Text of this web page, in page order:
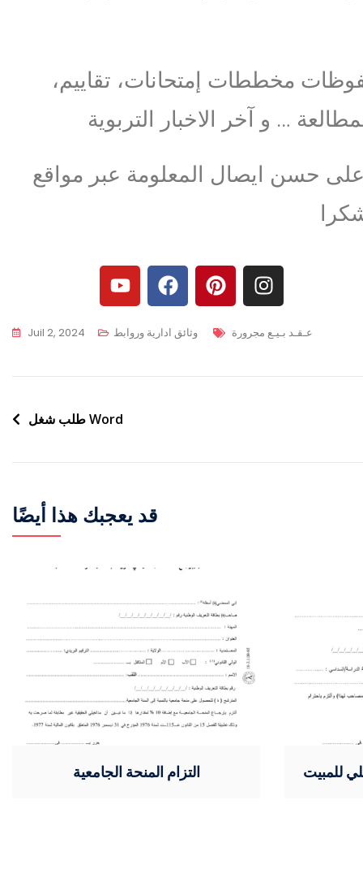
مخططات إمتحانات، تقاييم،
على حسن ايصال المعلومة عبر مواقع
Juil 2, 2024 وثائق ادارية وروابط عـقـد بـيـع مجرورة
طلب شغل Word
قد يعجبك هذا أيضًا
التزام المنحة الجامعية للمبيت